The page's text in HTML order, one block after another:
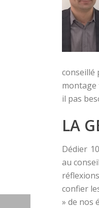
conseillé
montage
il pas
LA
Dédier
au
confier
» de nos